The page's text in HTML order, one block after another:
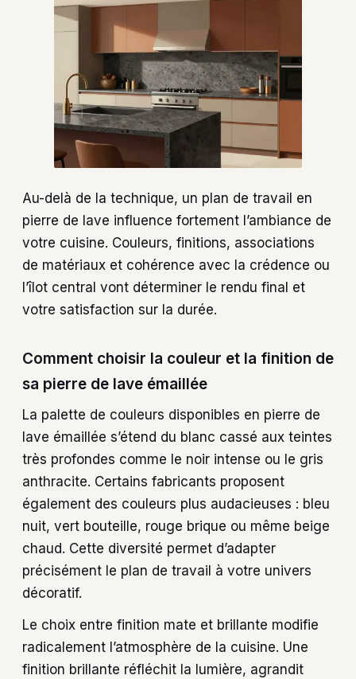
Au-delà de la technique, un plan de travail en
pierre de lave influence fortement l’ambiance de
votre cuisine. Couleurs, finitions, associations
de matériaux et cohérence avec la crédence ou
l’îlot central vont déterminer le rendu final et
votre satisfaction sur la durée.
Comment choisir la couleur et la finition de
sa pierre de lave émaillée
La palette de couleurs disponibles en pierre de
lave émaillée s’étend du blanc cassé aux teintes
très profondes comme le noir intense ou le gris
anthracite. Certains fabricants proposent
également des couleurs plus audacieuses : bleu
nuit, vert bouteille, rouge brique ou même beige
chaud. Cette diversité permet d’adapter
précisément le plan de travail à votre univers
décoratif.
Le choix entre finition mate et brillante modifie
radicalement l’atmosphère de la cuisine. Une
finition brillante réfléchit la lumière, agrandit